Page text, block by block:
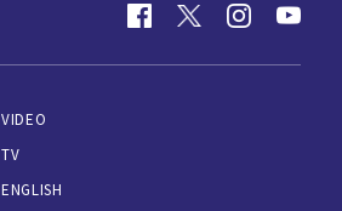
VIDEO
TV
ENGLISH